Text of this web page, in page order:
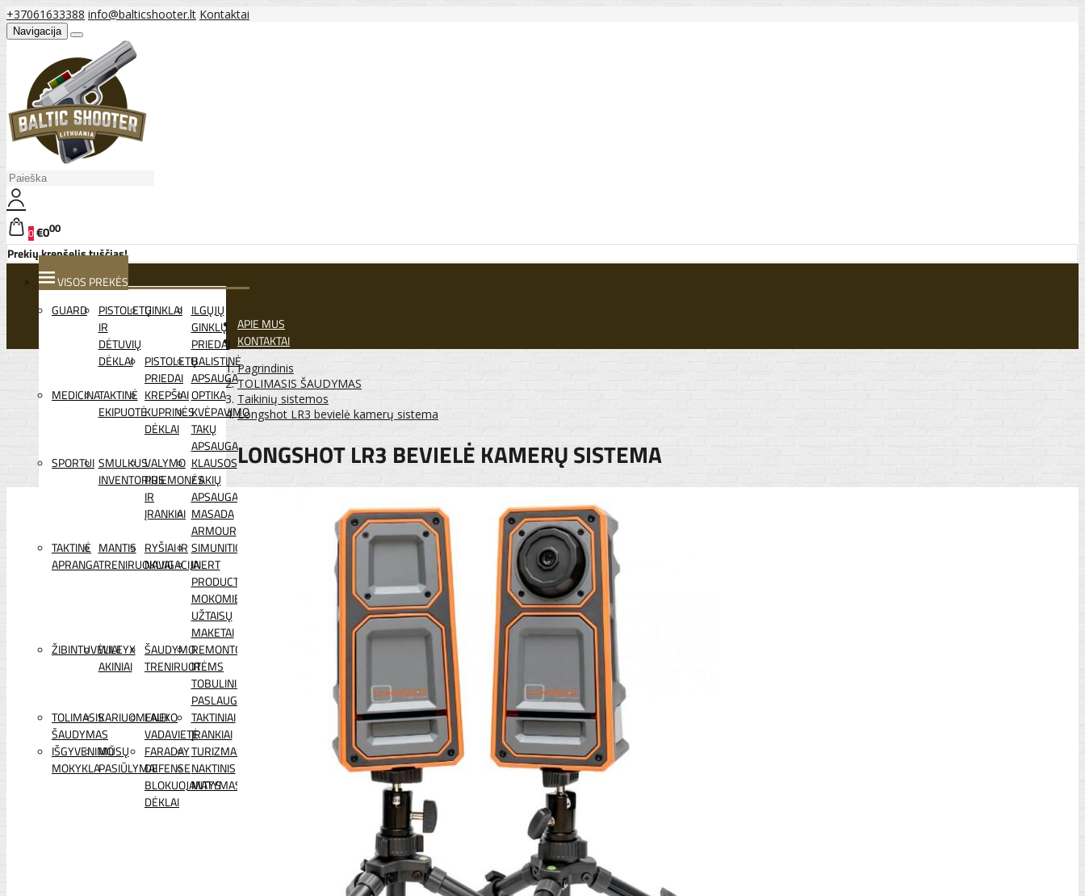
+37061633388 info@balticshooter.lt Kontaktai
Navigacija
0€000
Prekių krepšelis tuščias!
VISOS PREKĖS
GUARD
PISTOLETŲ
IR
DĖTUVIŲ
DĖKLAI
GINKLAI ILGŲJŲ
GINKLŲ
PRIEDAI
PISTOLETŲ
PRIEDAI
BALISTINĖ
APSAUGA
MEDICINATAKTINĖ
EKIPUOTĖ
KREPŠIAI
KUPRINĖS
DĖKLAI
OPTIKA
KVĖPAVIMO
TAKŲ
APSAUGA
SPORTUI SMULKUS
INVENTORIUS
VALYMO
PRIEMONĖS
IR
ĮRANKIAI
KLAUSOS
/ AKIŲ
APSAUGA
MASADA
ARMOUR
TAKTINĖ
APRANGA
MANTIS
TRENIRUOKLIAI
RYŠIAI IR
NAVIGACIJA
SIMUNITION
INERT
PRODUCTS
MOKOMIEJI
UŽTAISŲ
MAKETAI
ŽIBINTUVĖLIAI
WILEYX
AKINIAI
ŠAUDYMO
TRENIRUOTĖMS
REMONTO
IR
TOBULINIMO
PASLAUGOS
TOLIMASIS
ŠAUDYMAS
KARIUOMENEI
LAUKO
VADAVIETĖ
TAKTINIAI
ĮRANKIAI
IŠGYVENIMO
MOKYKLA
MŪSŲ
PASIŪLYMAI
FARADAY
DEFENSE
BLOKUOJANTYS
DĖKLAI
TURIZMAS
NAKTINIS
MATYMAS
APIE MUS
KONTAKTAI
Pagrindinis
TOLIMASIS ŠAUDYMAS
Taikinių sistemos
Longshot LR3 bevielė kamerų sistema
LONGSHOT LR3 BEVIELĖ KAMERŲ SISTEMA